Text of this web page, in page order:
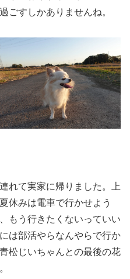
ごすしかありませんね。
れて実家に帰りました。上
休みは電車で行かせよう
もう行きたくないっていい
は部活やらなんやらで行か
松じいちゃんとの最後の花